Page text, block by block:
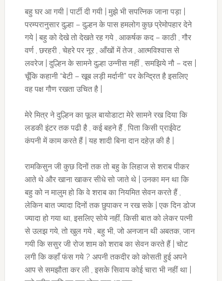
बहु घर आ गयी | पार्टी दी गयी | मुझे भी सपत्निक जाना पड़ा |
परम्परानुसार दुल्हा – दुल्हन के पास हमलोग कुछ प्रेमोपहार देने
गये | बहु को देखे तो देखते रह गये , आकर्षक कद – काठी , गौर
वर्ण , छरहरी , चेहरे पर नूर , आँखों में तेज , आत्मविश्वास से
लवरेज | दुल्हिन के सामने दुल्हा उन्नीस नहीं , समझिये नौ – दस |
चूँकि कहानी “बेटी – खूब लड़ी मर्दानी” पर केन्द्रित है इसलिए
वह पक्ष गौण रखता उचित है |
मेरे मित्र ने दुल्हिन का फूल बायोडाटा मेरे सामने रख दिया कि
लडकी इंटर तक पढी है , कई बहने हैं , पिता किसी प्राईवेट
कंपनी में काम करते हैं | यह शादी बिना दान दहेज़ की है |
रामकिसुन जी कुछ दिनों तक तो बहु के लिहाज से शराब पीकर
आते थे और खाना खाकर सीधे सो जाते थे | उनका मन था कि
बहु को न मालुम हो कि वे शराब का नियमित सेवन करते हैं ,
लेकिन बात ज्यादा दिनों तक छुपाकर न रख सके | एक दिन डोज
ज्यादा हो गया था, इसलिए सोये नहीं, किसी बात को लेकर पत्नी
से उलझ गये, तो खुल गये , बहु भी, जो अनजान थी अबतक, जान
गयी कि ससुर जी रोज शाम को शराब का सेवन करते हैं | चोट
लगी कि कहाँ फंस गये ? अपनी तकदीर को कोसती हुई अपने
आप से समझौता कर ली , इसके सिवाय कोई चारा भी नहीं था |